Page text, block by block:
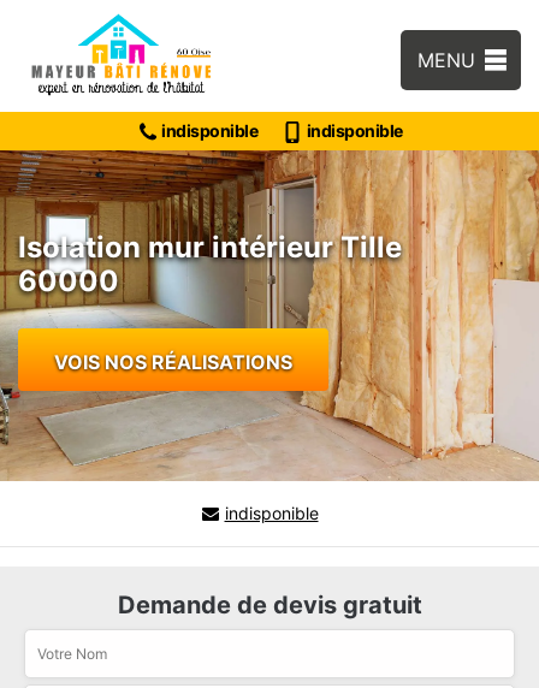
MENU
indisponible indisponible
Isolation mur intérieur Tille
60000
VOIS NOS RÉALISATIONS
indisponible
Demande de devis gratuit